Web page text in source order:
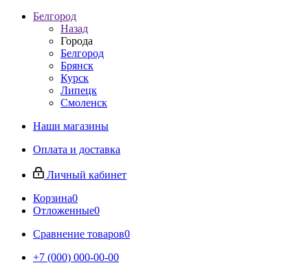
Белгород
Назад
Города
Белгород
Брянск
Курск
Липецк
Смоленск
Наши магазины
Оплата и доставка
Личный кабинет
Корзина0
Отложенные0
Сравнение товаров0
+7 (000) 000-00-00